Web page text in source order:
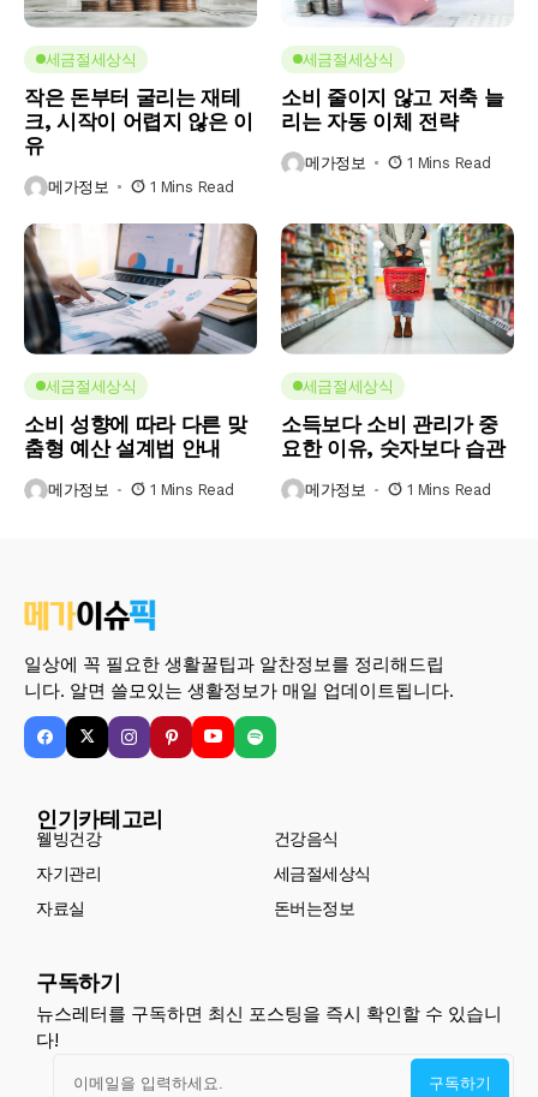
세금절세상식
작은 돈부터 굴리는 재테
크, 시작이 어렵지 않은 이
유
메가정보 1 Mins Read
세금절세상식
소비 줄이지 않고 저축 늘
리는 자동 이체 전략
메가정보 1 Mins Read
세금절세상식
소비 성향에 따라 다른 맞
춤형 예산 설계법 안내
메가정보 1 Mins Read
세금절세상식
소득보다 소비 관리가 중
요한 이유, 숫자보다 습관
메가정보 1 Mins Read
일상에 꼭 필요한 생활꿀팁과 알찬정보를 정리해드립
니다. 알면 쓸모있는 생활정보가 매일 업데이트됩니다.
인기카테고리
웰빙건강
건강음식
자기관리
세금절세상식
자료실
돈버는정보
구독하기
뉴스레터를 구독하면 최신 포스팅을 즉시 확인할 수 있습니
다!